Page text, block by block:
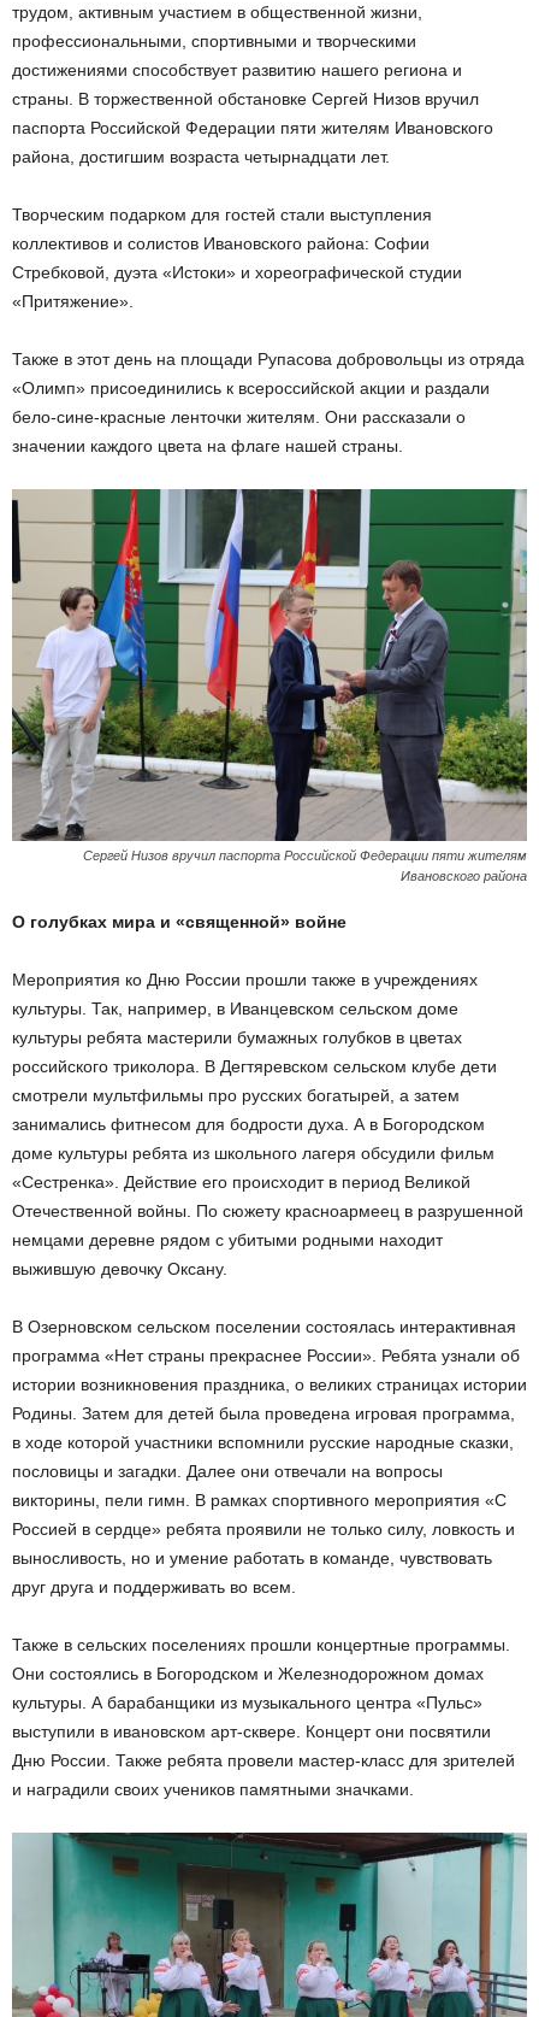
трудом, активным участием в общественной жизни,
профессиональными, спортивными и творческими
достижениями способствует развитию нашего региона и
страны. В торжественной обстановке Сергей Низов вручил
паспорта Российской Федерации пяти жителям Ивановского
района, достигшим возраста четырнадцати лет.
Творческим подарком для гостей стали выступления
коллективов и солистов Ивановского района: Софии
Стребковой, дуэта «Истоки» и хореографической студии
«Притяжение».
Также в этот день на площади Рупасова добровольцы из отряда
«Олимп» присоединились к всероссийской акции и раздали
бело-сине-красные ленточки жителям. Они рассказали о
значении каждого цвета на флаге нашей страны.
Сергей Низов вручил паспорта Российской Федерации пяти жителям
Ивановского района
О голубках мира и «священной» войне
Мероприятия ко Дню России прошли также в учреждениях
культуры. Так, например, в Иванцевском сельском доме
культуры ребята мастерили бумажных голубков в цветах
российского триколора. В Дегтяревском сельском клубе дети
смотрели мультфильмы про русских богатырей, а затем
занимались фитнесом для бодрости духа. А в Богородском
доме культуры ребята из школьного лагеря обсудили фильм
«Сестренка». Действие его происходит в период Великой
Отечественной войны. По сюжету красноармеец в разрушенной
немцами деревне рядом с убитыми родными находит
выжившую девочку Оксану.
В Озерновском сельском поселении состоялась интерактивная
программа «Нет страны прекраснее России». Ребята узнали об
истории возникновения праздника, о великих страницах истории
Родины. Затем для детей была проведена игровая программа,
в ходе которой участники вспомнили русские народные сказки,
пословицы и загадки. Далее они отвечали на вопросы
викторины, пели гимн. В рамках спортивного мероприятия «С
Россией в сердце» ребята проявили не только силу, ловкость и
выносливость, но и умение работать в команде, чувствовать
друг друга и поддерживать во всем.
Также в сельских поселениях прошли концертные программы.
Они состоялись в Богородском и Железнодорожном домах
культуры. А барабанщики из музыкального центра «Пульс»
выступили в ивановском арт-сквере. Концерт они посвятили
Дню России. Также ребята провели мастер-класс для зрителей
и наградили своих учеников памятными значками.